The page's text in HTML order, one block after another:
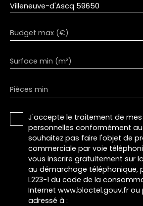
Villeneuve-d'Ascq 59650
Budget max (€)
Surface min (m²)
Pièces min
J'accepte le traitement de
personnelles conformément au
souhaitez pas faire l'objet de
commerciale par voie
vous inscrire gratuitement sur
au démarchage téléphonique,
L223-1 du code de la
Internet www.bloctel.gouv.fr ou
adressé à :